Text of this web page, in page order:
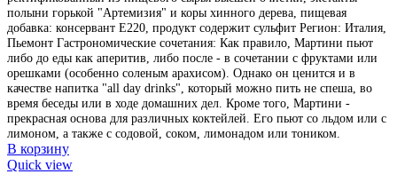
полыни горькой "Артемизия" и коры хинного дерева, пищевая
добавка: консервант Е220, продукт содержит сульфит Регион: Италия,
Пьемонт Гастрономические сочетания: Как правило, Мартини пьют
либо до еды как аперитив, либо после - в сочетании с фруктами или
орешками (особенно соленым арахисом). Однако он ценится и в
качестве напитка "all day drinks", который можно пить не спеша, во
время беседы или в ходе домашних дел. Кроме того, Мартини -
прекрасная основа для различных коктейлей. Его пьют со льдом или с
лимоном, а также с содовой, соком, лимонадом или тоником.
В корзину
Quick view